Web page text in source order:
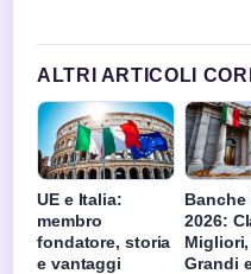
ALTRI ARTICOLI
UE e Italia:
membro
fondatore, storia
e vantaggi
Banche
2026:
Migliori,
Grandi